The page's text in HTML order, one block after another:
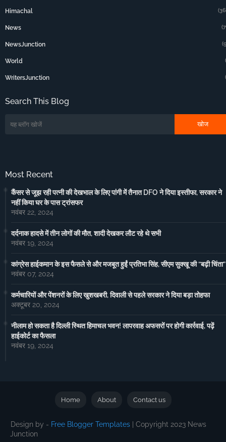
Himachal
News
NewsJunction
World
WritersJunction
Search This Blog
Most Recent
कैंसर से जूझ रही पत्नी की देखभाल के लिए पांगी में तैनात DFO ने दिया इस्तीफा, सरकार ने
नहीं किया घर के पास ट्रांसफर
नवंबर 22, 2024
दर्दनाक हादसे में तीन लोगों की मौत, शादी देखकर लौट रहे थे सभी
नवंबर 19, 2024
कांग्रेस हाईकमान के इस फैसले से और मजबूत हुईं प्रतिभा सिंह, सीएम सुक्खू की “बढ़ी चिंता”
नवंबर 07, 2024
कर्मचारियों और पेंशनरों के लिए खुशखबरी, दिवाली से पहले सरकार ने दिया बड़ा तोहफा
अक्टूबर 20, 2024
नीलाम हो सकता है दिल्ली स्थित हिमाचल भवन! लापरवाह अफसरों पर होगी कार्रवाई, पढ़ें
हाईकोर्ट का फैसला
नवंबर 19, 2024
Design by - Free Blogger Templates | Copyright 2023 News
Junction
Home About Contact us